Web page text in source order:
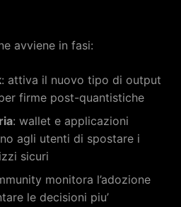
avviene in fasi:
: attiva il nuovo tipo di output
firme post-quantistiche
: wallet e applicazioni
agli utenti di spostare i
sicuri
monitora l’adozione
le decisioni piu’